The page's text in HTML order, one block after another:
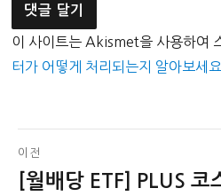
이 사이트는 Akismet을 사용하여
터가 어떻게 처리되는지 알아보세요.
글
탐
이전
이[월배당 ETF] PLUS 코